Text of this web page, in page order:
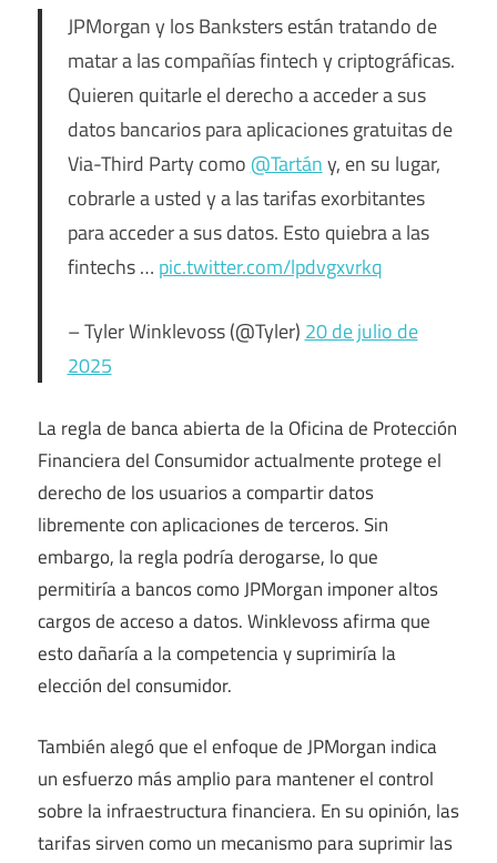
JPMorgan y los Banksters están tratando de
matar a las compañías fintech y criptográficas.
Quieren quitarle el derecho a acceder a sus
datos bancarios para aplicaciones gratuitas de
Via-Third Party como @Tartány, en su lugar,
cobrarle a usted y a las tarifas exorbitantes
para acceder a sus datos. Esto quiebra a las
fintechs … pic.twitter.com/lpdvgxvrkq
– Tyler Winklevoss (@Tyler) 20 de julio de
2025
La regla de banca abierta de la Oficina de Protección
Financiera del Consumidor actualmente protege el
derecho de los usuarios a compartir datos
libremente con aplicaciones de terceros. Sin
embargo, la regla podría derogarse, lo que
permitiría a bancos como JPMorgan imponer altos
cargos de acceso a datos. Winklevoss afirma que
esto dañaría a la competencia y suprimiría la
elección del consumidor.
También alegó que el enfoque de JPMorgan indica
un esfuerzo más amplio para mantener el control
sobre la infraestructura financiera. En su opinión, las
tarifas sirven como un mecanismo para suprimir las